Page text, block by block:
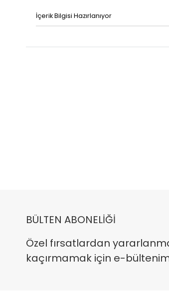
İçerik Bilgisi Hazırlanıyor
BÜLTEN ABONELİĞİ
Özel fırsatlardan
kaçırmamak için e-